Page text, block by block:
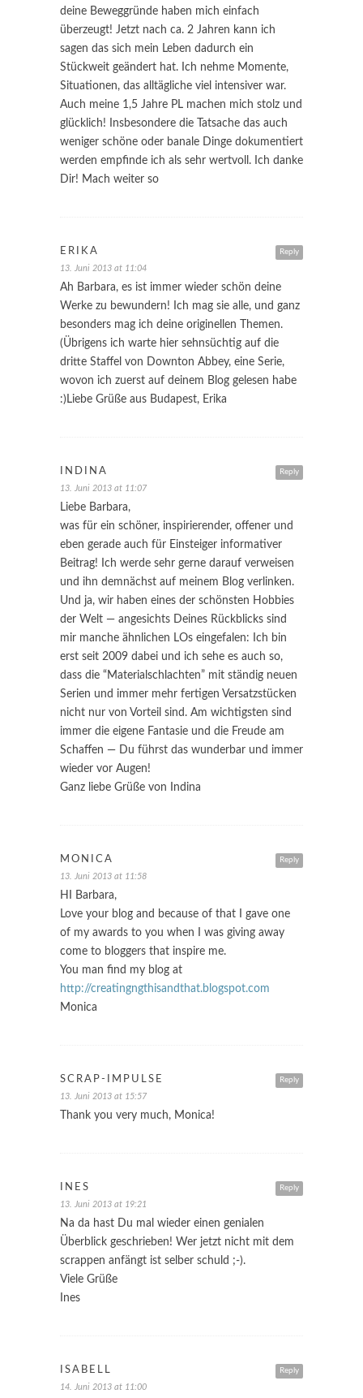
deine Beweggründe haben mich einfach
überzeugt! Jetzt nach ca. 2 Jahren kann ich
sagen das sich mein Leben dadurch ein
Stückweit geändert hat. Ich nehme Momente,
Situationen, das alltägliche viel intensiver war.
Auch meine 1,5 Jahre PL machen mich stolz und
glücklich! Insbesondere die Tatsache das auch
weniger schöne oder banale Dinge dokumentiert
werden empfinde ich als sehr wertvoll. Ich danke
Dir! Mach weiter so
Reply
ERIKA
13. Juni 2013 at 11:04
Ah Barbara, es ist immer wieder schön deine
Werke zu bewundern! Ich mag sie alle, und ganz
besonders mag ich deine originellen Themen.
(Übrigens ich warte hier sehnsüchtig auf die
dritte Staffel von Downton Abbey, eine Serie,
wovon ich zuerst auf deinem Blog gelesen habe
:)Liebe Grüße aus Budapest, Erika
Reply
INDINA
13. Juni 2013 at 11:07
Liebe Barbara,
was für ein schöner, inspirierender, offener und
eben gerade auch für Einsteiger informativer
Beitrag! Ich werde sehr gerne darauf verweisen
und ihn demnächst auf meinem Blog verlinken.
Und ja, wir haben eines der schönsten Hobbies
der Welt — angesichts Deines Rückblicks sind
mir manche ähnlichen LOs eingefalen: Ich bin
erst seit 2009 dabei und ich sehe es auch so,
dass die “Materialschlachten” mit ständig neuen
Serien und immer mehr fertigen Versatzstücken
nicht nur von Vorteil sind. Am wichtigsten sind
immer die eigene Fantasie und die Freude am
Schaffen — Du führst das wunderbar und immer
wieder vor Augen!
Ganz liebe Grüße von Indina
Reply
MONICA
13. Juni 2013 at 11:58
HI Barbara,
Love your blog and because of that I gave one
of my awards to you when I was giving away
come to bloggers that inspire me.
You man find my blog at
http://creatingngthisandthat.blogspot.com
Monica
Reply
SCRAP-IMPULSE
13. Juni 2013 at 15:57
Thank you very much, Monica!
Reply
INES
13. Juni 2013 at 19:21
Na da hast Du mal wieder einen genialen
Überblick geschrieben! Wer jetzt nicht mit dem
scrappen anfängt ist selber schuld ;-).
Viele Grüße
Ines
Reply
ISABELL
14. Juni 2013 at 11:00